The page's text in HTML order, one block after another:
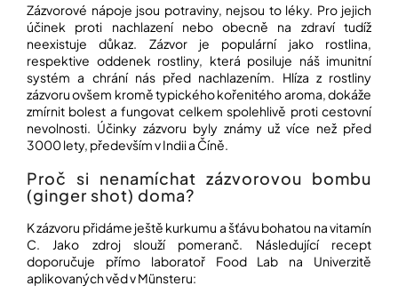
Zázvorové nápoje jsou potraviny, nejsou to léky. Pro jejich
účinek proti nachlazení nebo obecně na zdraví tudíž
neexistuje důkaz. Zázvor je populární jako rostlina,
respektive oddenek rostliny, která posiluje náš imunitní
systém a chrání nás před nachlazením. Hlíza z rostliny
zázvoru ovšem kromě typického kořenitého aroma, dokáže
zmírnit bolest a fungovat celkem spolehlivě proti cestovní
nevolnosti. Účinky zázvoru byly známy už více než před
3000 lety, především v Indii a Číně.
Proč si nenamíchat zázvorovou bombu
(ginger shot) doma?
K zázvoru přidáme ještě kurkumu a šťávu bohatou na vitamín
C. Jako zdroj slouží pomeranč. Následující recept
doporučuje přímo laboratoř Food Lab na Univerzitě
aplikovaných věd v Münsteru: